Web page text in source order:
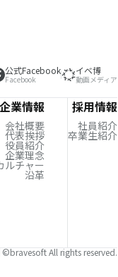
公式Facebook
Facebook
イベ博
動画メディア
企業情報
会社概要
代表挨拶
役員紹介
企業理念
ルチャー
沿革
採用情報
社員紹介
卒業生紹介
©bravesoft All rights reserved.